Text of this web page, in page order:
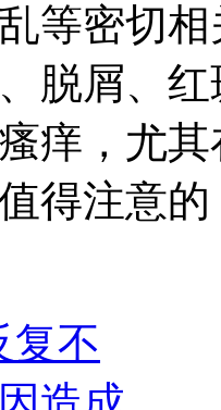
等密切
脱屑、
痒，尤
得注意的